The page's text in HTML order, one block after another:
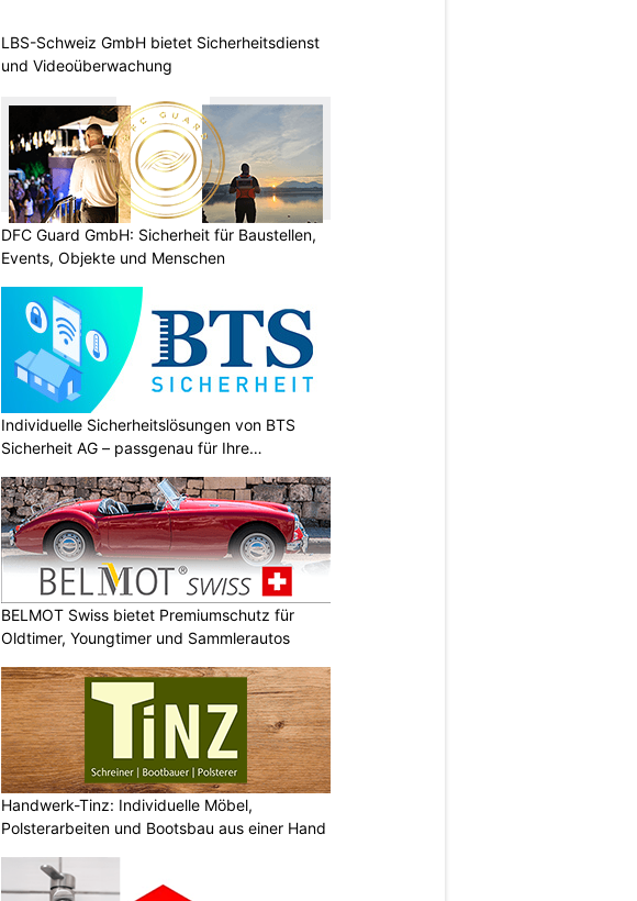
LBS-Schweiz GmbH bietet Sicherheitsdienst
und Videoüberwachung
DFC Guard GmbH: Sicherheit für Baustellen,
Events, Objekte und Menschen
Individuelle Sicherheitslösungen von BTS
Sicherheit AG – passgenau für Ihre
BELMOT Swiss bietet Premiumschutz für
Oldtimer, Youngtimer und Sammlerautos
Handwerk-Tinz: Individuelle Möbel,
Polsterarbeiten und Bootsbau aus einer Hand